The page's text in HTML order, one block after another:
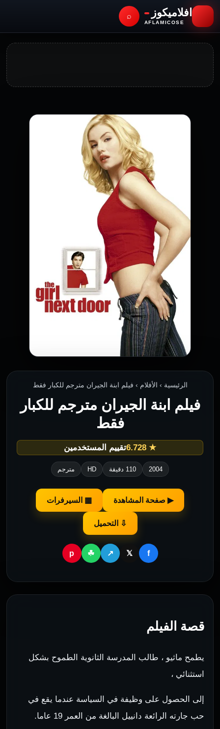
افلاميكوز
AFLAMICOSE
⌕
الرئيسية › الأفلام › فيلم ابنة الجيران مترجم للكبار فقط
فيلم ابنة الجيران مترجم للكبار
فقط
★ 6.728 تقييم المستخدمين
2004 110 دقيقة HD مترجم
▶ صفحة المشاهدة ▦ السيرفرات
⇩ التحميل
f
𝕏
↗
☘
p
قصة الفيلم
يطمح ماثيو ، طالب المدرسة الثانوية الطموح بشكل
استثنائي ،
إلى الحصول على وظيفة في السياسة عندما يقع في
حب جارته الرائعة دانييل البالغة من العمر 19 عاما.